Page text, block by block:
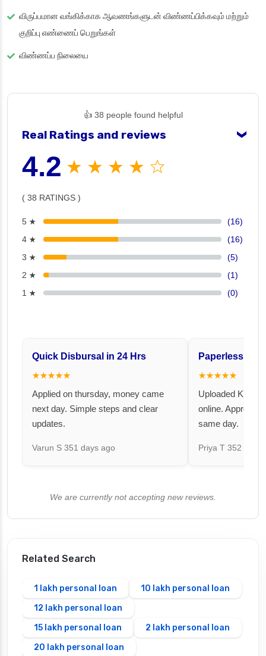
விருப்பமான வங்கிக்காக ஆவணங்களுடன் விண்ணப்பிக்கவும் மற்றும்
குறிப்பு எண்ணைப் பெறுங்கள்
விண்ணப்ப நிலையை
👍 38 people found helpful
Real Ratings and reviews ❯
4.2 ★ ★ ★ ★ ☆
( 38 RATINGS )
5 ★
(16)
4 ★
(16)
3 ★
(5)
2 ★
(1)
1 ★
(0)
Quick Disbursal in 24 Hrs
★★★★★
Applied on thursday, money came
next day. Simple steps and clear
updates.
Varun S 351 days ago
Paperless and
★★★★★
Uploaded KYC
online. Approval
same day.
Priya T 352 days
We are currently not accepting new reviews.
Related Search
1 lakh personal loan
10 lakh personal loan
12 lakh personal loan
15 lakh personal loan
2 lakh personal loan
20 lakh personal loan